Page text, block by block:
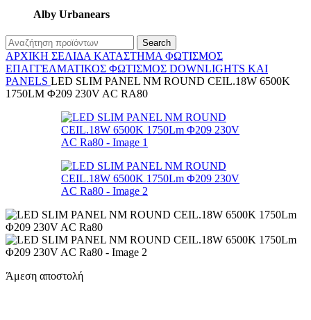
Alby Urbanears
Search
ΑΡΧΙΚΉ ΣΕΛΊΔΑ ΚΑΤΆΣΤΗΜΑ ΦΩΤΙΣΜΌΣ
ΕΠΑΓΓΕΛΜΑΤΙΚΟΣ ΦΩΤΙΣΜΌΣ DOWNLIGHTS ΚΑΙ
PANELS LED SLIM PANEL NM ROUND CEIL.18W 6500K
1750LM Φ209 230V AC RA80
Άμεση αποστολή